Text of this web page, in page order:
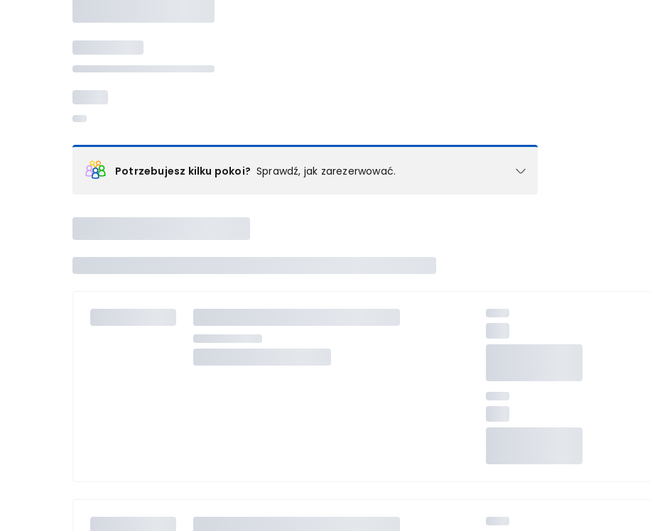
Potrzebujesz kilku pokoi? Sprawdź, jak zarezerwować.
Wybierz jedną z ofert z listy i zarezerwuj ją. Zrób oddzielne rezerwacje dla każdego kolejnego pokoju
lubskontaktuj się z nami,by złożyć zamówienie u naszego doradcy.
Maksymalna liczba uczestników